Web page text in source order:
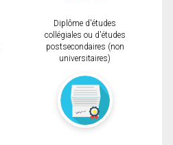
Diplôme d'études
collégiales ou d'études
postsecondaires (non
universitaires)